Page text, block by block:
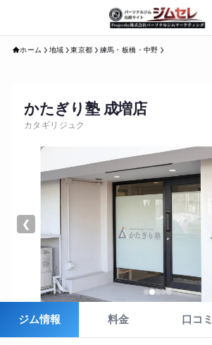
ホーム 地域 東京都 練馬・板橋・中野
かたぎり塾 成増店
カタギリジュク
❮
ジム情報 料金 口コミ